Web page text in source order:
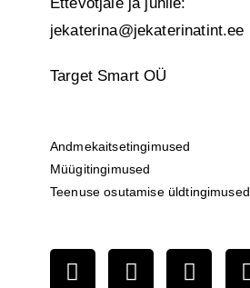
jekaterina@jekaterinatint.ee
Target Smart OÜ
Andmekaitsetingimused
Müügitingimused
Teenuse osutamise üldtingimused